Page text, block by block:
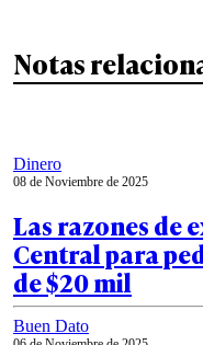
Notas
Dinero
08 de Noviembre de 2025
Las razones de
Central para
de $20 mil
Buen Dato